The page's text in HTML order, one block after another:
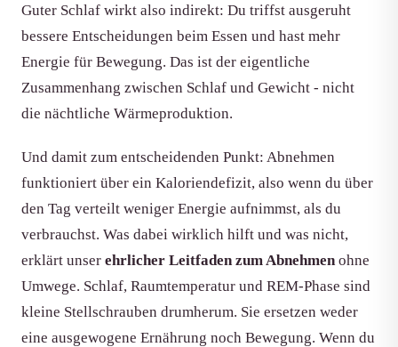
Guter Schlaf wirkt also indirekt: Du triffst ausgeruht
bessere Entscheidungen beim Essen und hast mehr
Energie für Bewegung. Das ist der eigentliche
Zusammenhang zwischen Schlaf und Gewicht - nicht
die nächtliche Wärmeproduktion.
Und damit zum entscheidenden Punkt: Abnehmen
funktioniert über ein Kaloriendefizit, also wenn du über
den Tag verteilt weniger Energie aufnimmst, als du
verbrauchst. Was dabei wirklich hilft und was nicht,
erklärt unser ehrlicher Leitfaden zum Abnehmenohne
Umwege. Schlaf, Raumtemperatur und REM-Phase sind
kleine Stellschrauben drumherum. Sie ersetzen weder
eine ausgewogene Ernährung noch Bewegung. Wenn du